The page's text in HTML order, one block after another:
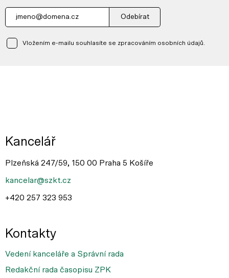
Odebírat
Vložením e-mailu souhlasíte se zpracováním osobních údajů.
Kancelář
Plzeňská 247/59, 150 00 Praha 5 Košíře
kancelar@szkt.cz
+420 257 323 953
Kontakty
Vedení kanceláře a Správní rada
Redakční rada časopisu ZPK